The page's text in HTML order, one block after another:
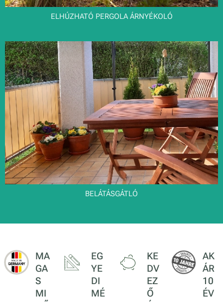
ELHÚZHATÓ PERGOLA ÁRNYÉKOLÓ
BELÁTÁSGÁTLÓ
MA
GA
S
MI
EG
YE
DI
MÉ
KE
DV
EZ
Ő
AK
ÁR
10
ÉV